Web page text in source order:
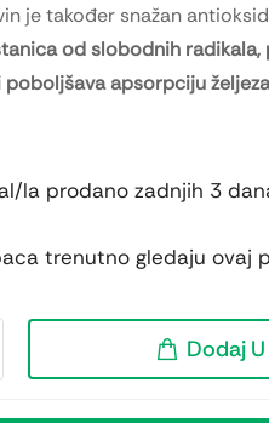
je također snažan
od slobodnih radikala,
poboljšava apsorpciju željeza
la prodano zadnjih 3
trenutno gledaju ovaj
Dodaj